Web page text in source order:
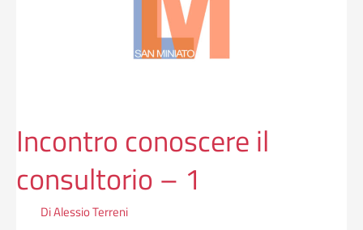
Incontro conoscere il
consultorio – 1
DiAlessio Terreni